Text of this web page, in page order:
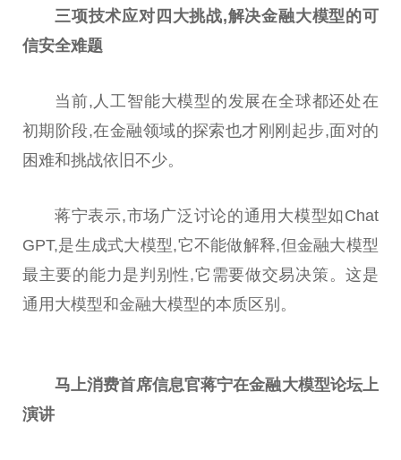
三项技术应对四大挑战,解决金融大模型的可
信安全难题
当前,人工智能大模型的发展在全球都还处在
初期阶段,在金融领域的探索也才刚刚起步,面对的
困难和挑战依旧不少。
蒋宁表示,市场广泛讨论的通用大模型如Chat
GPT,是生成式大模型,它不能做解释,但金融大模型
最主要的能力是判别性,它需要做交易决策。这是
通用大模型和金融大模型的本质区别。
马上消费首席信息官蒋宁在金融大模型论坛上
演讲